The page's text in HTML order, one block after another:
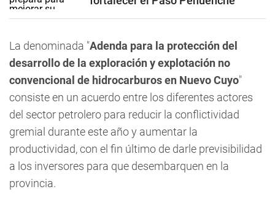
La denominada "Adenda para la protección del
desarrollo de la exploración y explotación no
convencional de hidrocarburos en Nuevo Cuyo"
consiste en un acuerdo entre los diferentes actores
del sector petrolero para reducir la conflictividad
gremial durante este año y aumentar la
productividad, con el fin último de darle previsibilidad
a los inversores para que desembarquen en la
provincia.